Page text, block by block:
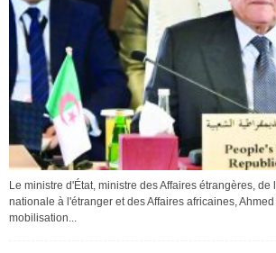
Le ministre d'État, ministre des Affaires étrangères, de
nationale à l'étranger et des Affaires africaines,
mobilisation...